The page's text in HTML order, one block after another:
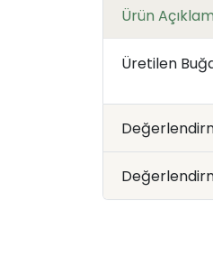
Ürün
Üretilen